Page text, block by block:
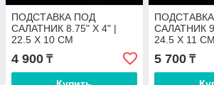
ПОДСТАВКА ПОД
САЛАТНИК 8.75" X 4" |
22.5 X 10 CM
4 900 ₸
САЛАТНИК
24.5 X 11 CM
5 700₸